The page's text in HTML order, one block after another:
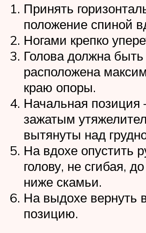
Принять
положение спиной
Ногами крепко
Голова должна быть
расположена
краю опоры.
Начальная
зажатым
вытянуты над
На вдохе опустить
голову, не сгибая,
ниже скамьи.
На выдохе вернуть
позицию.